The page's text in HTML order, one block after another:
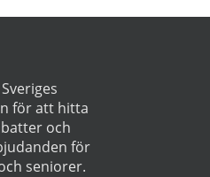
för att hitta
och
för
seniorer.